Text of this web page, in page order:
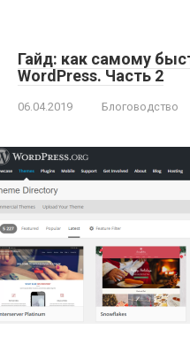
Гайд: как самому
WordPress. Часть 2
06.04.2019 Блоговодство